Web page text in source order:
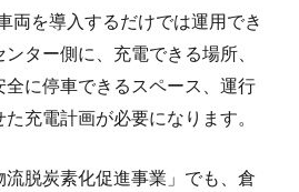
両を導入するだけでは運用でき
ター側に、充電できる場所、
全に停車できるスペース、運行
充電計画が必要になります。
流脱炭素化促進事業」でも、倉